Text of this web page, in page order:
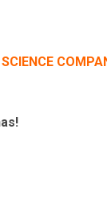
SCIENCE